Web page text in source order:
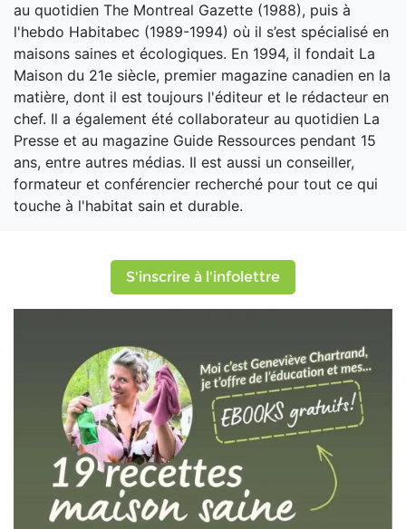
au quotidien The Montreal Gazette (1988), puis à
l'hebdo Habitabec (1989-1994) où il s’est spécialisé en
maisons saines et écologiques. En 1994, il fondait La
Maison du 21e siècle, premier magazine canadien en la
matière, dont il est toujours l'éditeur et le rédacteur en
chef. Il a également été collaborateur au quotidien La
Presse et au magazine Guide Ressources pendant 15
ans, entre autres médias. Il est aussi un conseiller,
formateur et conférencier recherché pour tout ce qui
touche à l'habitat sain et durable.
S'inscrire à l'infolettre